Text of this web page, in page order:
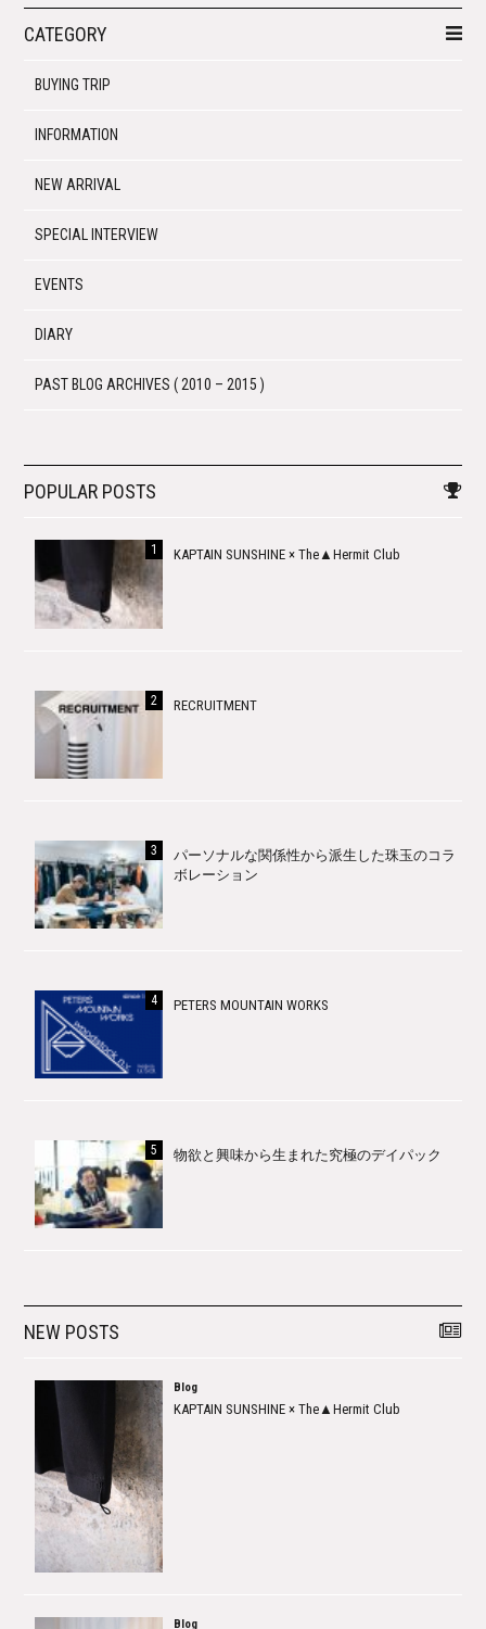
CATEGORY
BUYING TRIP
INFORMATION
NEW ARRIVAL
SPECIAL INTERVIEW
EVENTS
DIARY
PAST BLOG ARCHIVES ( 2010 – 2015 )
POPULAR POSTS
KAPTAIN SUNSHINE × The▲Hermit Club
RECRUITMENT
パーソナルな関係性から派生した珠玉のコラ
ボレーション
PETERS MOUNTAIN WORKS
物欲と興味から生まれた究極のデイパック
NEW POSTS
Blog
KAPTAIN SUNSHINE × The▲Hermit Club
Blog